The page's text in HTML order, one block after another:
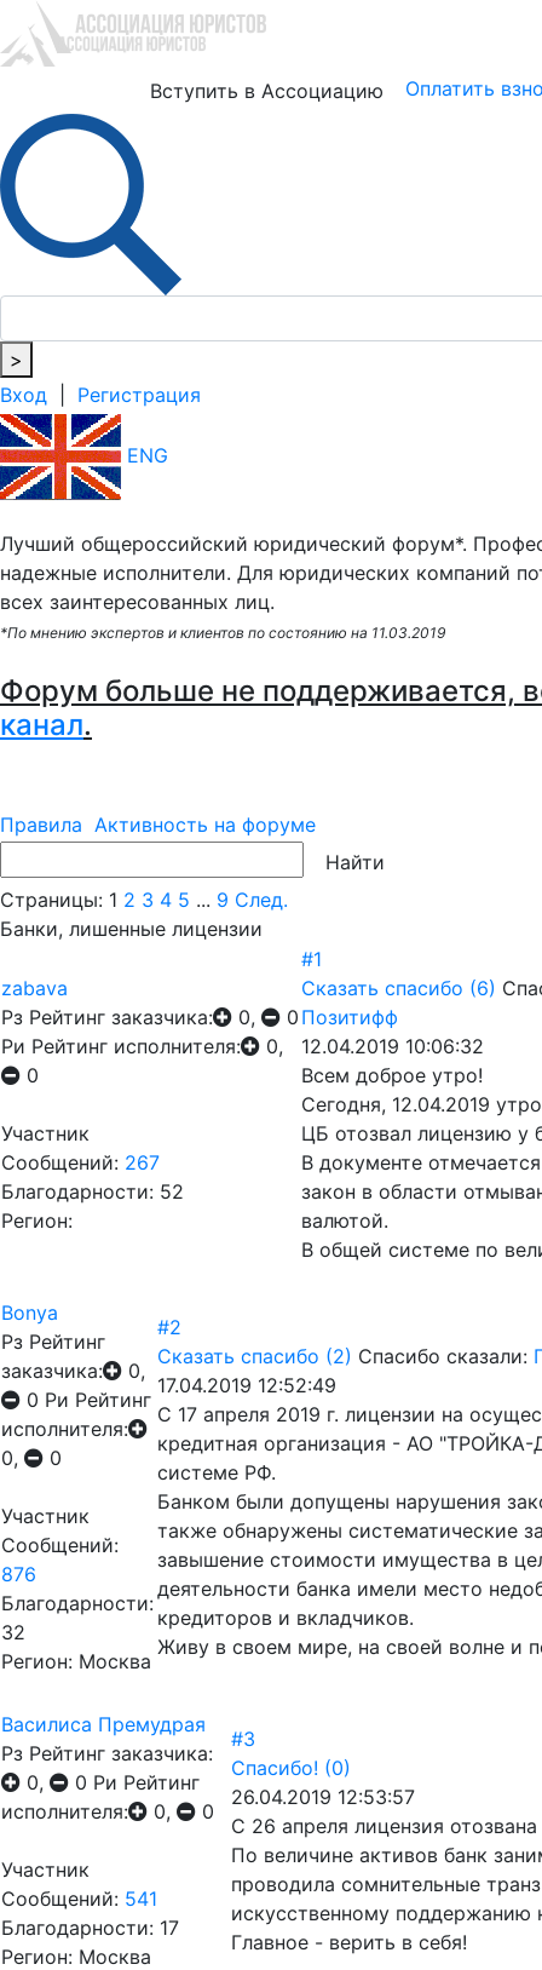
Вступить в Ассоциацию Оплатить
>
Вход
Регистрация
ENG
Лучший общероссийский юридический форум*.
надежные исполнители. Для юридических компаний
всех заинтересованных лиц.
*По мнению экспертов и клиентов по состоянию на 11.03.2019
Форум больше не поддерживается,
канал.
Правила Активность на форуме
Страницы: 1 2 3 4 5 ... 9 След.
Банки, лишенные лицензии
zabava
Рз Рейтинг заказчика: 0,
0
Ри Рейтинг исполнителя:
0,
0
Участник
Сообщений: 267
Благодарности: 52
Регион:
#1
Сказать спасибо (6)
Позитифф
12.04.2019 10:06:32
Всем доброе утро!
Сегодня, 12.04.2019
ЦБ отозвал лицензию у
В документе
закон в области
валютой.
В общей системе по
Bonya
Рз Рейтинг
заказчика:
0,
0 Ри Рейтинг
исполнителя:
0,
0
Участник
Сообщений:
876
Благодарности:
32
Регион: Москва
#2
Сказать спасибо (2) Спасибо сказали:
17.04.2019 12:52:49
С 17 апреля 2019 г. лицензии на
кредитная организация - АО
системе РФ.
Банком были допущены нарушения
также обнаружены систематические
завышение стоимости имущества в
деятельности банка имели место
кредиторов и вкладчиков.
Живу в своем мире, на своей волне и
Василиса Премудрая
Рз Рейтинг заказчика:
0,
0 Ри Рейтинг
исполнителя:
0, 0
Участник
Сообщений: 541
Благодарности: 17
Регион: Москва
#3
Спасибо! (0)
26.04.2019 12:53:57
С 26 апреля лицензия
По величине активов банк
проводила сомнительные
искусственному поддержанию
Главное - верить в себя!